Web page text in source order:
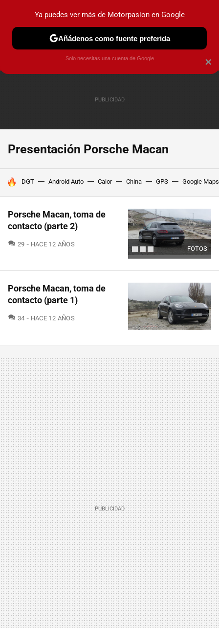
PRUEBAS COCHES ELÉCTRICOS OBSERVATORIO
Presentación Porsche Macan
HOY SE HABLA DE
DGT Android Auto Calor China GPS Google Maps
FOTOS
Porsche Macan, toma de
contacto (parte 2)
29 COMENTARIOS
HACE 12 AÑOS
Porsche Macan, toma de
contacto (parte 1)
34 COMENTARIOS
HACE 12 AÑOS
×
Ya puedes ver más de Motorpasion en Google
Añádenos como fuente preferida
Solo necesitas una cuenta de Google